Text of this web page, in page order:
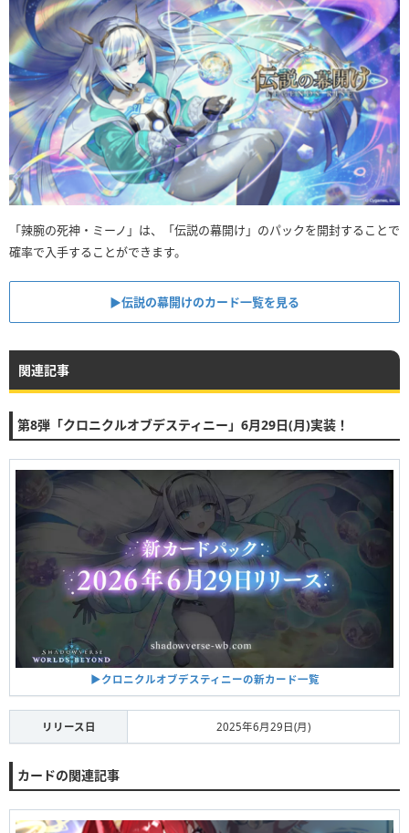
「辣腕の死神・ミーノ」は、「伝説の幕開け」のパックを開封することで
確率で入手することができます。
▶︎伝説の幕開けのカード一覧を見る
関連記事
第8弾「クロニクルオブデスティニー」6月29日(月)実装！
▶︎クロニクルオブデスティニーの新カード一覧
リリース日 2025年6月29日(月)
カードの関連記事